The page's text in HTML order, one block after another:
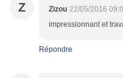
Z Zizou 22/05/2016
impressionnant et
Répondre